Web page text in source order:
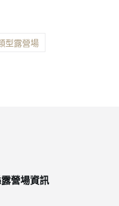
型露營場
營場資訊